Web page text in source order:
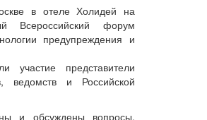
в отеле Холидей на
Всероссийский форум
предупреждения и
представители
ведомств и Российской
и обсуждены вопросы,